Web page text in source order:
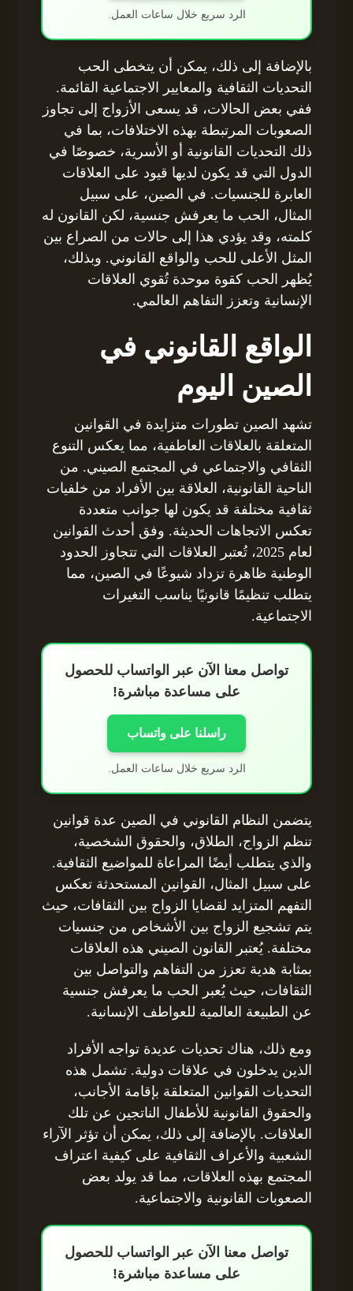
الرد سريع خلال ساعات العمل.
بالإضافة إلى ذلك، يمكن أن يتخطى الحب
التحديات الثقافية والمعايير الاجتماعية القائمة.
ففي بعض الحالات، قد يسعى الأزواج إلى تجاوز
الصعوبات المرتبطة بهذه الاختلافات، بما في
ذلك التحديات القانونية أو الأسرية، خصوصًا في
الدول التي قد يكون لديها قيود على العلاقات
العابرة للجنسيات. في الصين، على سبيل
المثال، الحب ما يعرفش جنسية، لكن القانون له
كلمته، وقد يؤدي هذا إلى حالات من الصراع بين
المثل الأعلى للحب والواقع القانوني. وبذلك،
يُظهر الحب كقوة موحدة تُقوي العلاقات
الإنسانية وتعزز التفاهم العالمي.
الواقع القانوني في
الصين اليوم
تشهد الصين تطورات متزايدة في القوانين
المتعلقة بالعلاقات العاطفية، مما يعكس التنوع
الثقافي والاجتماعي في المجتمع الصيني. من
الناحية القانونية، العلاقة بين الأفراد من خلفيات
ثقافية مختلفة قد يكون لها جوانب متعددة
تعكس الاتجاهات الحديثة. وفق أحدث القوانين
لعام 2025، تُعتبر العلاقات التي تتجاوز الحدود
الوطنية ظاهرة تزداد شيوعًا في الصين، مما
يتطلب تنظيمًا قانونيًا يناسب التغيرات
الاجتماعية.
تواصل معنا الآن عبر الواتساب للحصول
على مساعدة مباشرة!
راسلنا على واتساب
الرد سريع خلال ساعات العمل.
يتضمن النظام القانوني في الصين عدة قوانين
تنظم الزواج، الطلاق، والحقوق الشخصية،
والذي يتطلب أيضًا المراعاة للمواضيع الثقافية.
على سبيل المثال، القوانين المستحدثة تعكس
التفهم المتزايد لقضايا الزواج بين الثقافات، حيث
يتم تشجيع الزواج بين الأشخاص من جنسيات
مختلفة. يُعتبر القانون الصيني هذه العلاقات
بمثابة هدية تعزز من التفاهم والتواصل بين
الثقافات، حيث يُعبر الحب ما يعرفش جنسية
عن الطبيعة العالمية للعواطف الإنسانية.
ومع ذلك، هناك تحديات عديدة تواجه الأفراد
الذين يدخلون في علاقات دولية. تشمل هذه
التحديات القوانين المتعلقة بإقامة الأجانب،
والحقوق القانونية للأطفال الناتجين عن تلك
العلاقات. بالإضافة إلى ذلك، يمكن أن تؤثر الآراء
الشعبية والأعراف الثقافية على كيفية اعتراف
المجتمع بهذه العلاقات، مما قد يولد بعض
الصعوبات القانونية والاجتماعية.
تواصل معنا الآن عبر الواتساب للحصول
على مساعدة مباشرة!